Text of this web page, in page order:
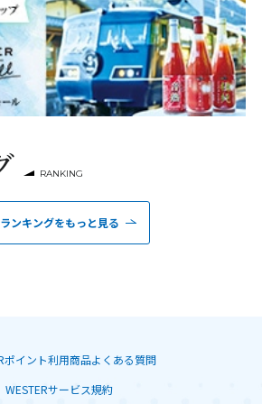
RANKING
ランキングをもっと見る
ポイント利用商品よくある質問
WESTERサービス規約